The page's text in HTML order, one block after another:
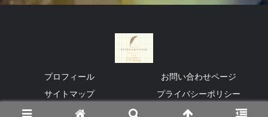
プロフィール
お問い合わせページ
サイトマップ
プライバシーポリシー
© 2023 スティング Sting (ポリス)音楽研究所.